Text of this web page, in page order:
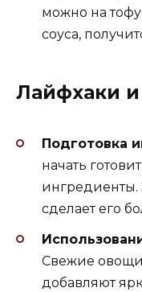
можно на
соуса,
Лайфхаки
Подготовка
начать
ингредиенты.
сделает его
Свежие овощи
добавляют